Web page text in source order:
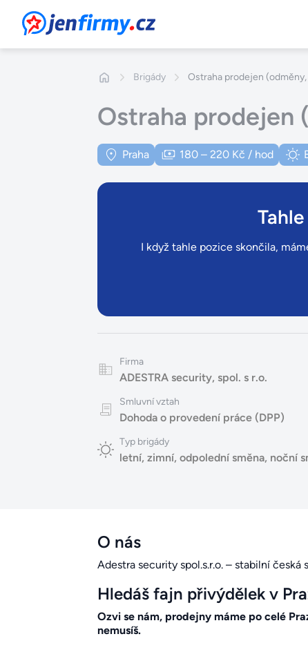
JenFirmy.cz
Brigády Ostraha prodejen
Ostraha prodejen
Praha 180 – 220 Kč / hod
I když tahle pozice skončila,
Firma
ADESTRA security, spol. s r.o.
Smluvní vztah
Dohoda o provedení práce (DPP)
Typ brigády
letní, zimní, odpolední směna, noční
O nás
Adestra security spol.s.r.o. – stabilní
Hledáš fajn přivýdělek v
Ozvi se nám, prodejny máme po celé
nemusíš.